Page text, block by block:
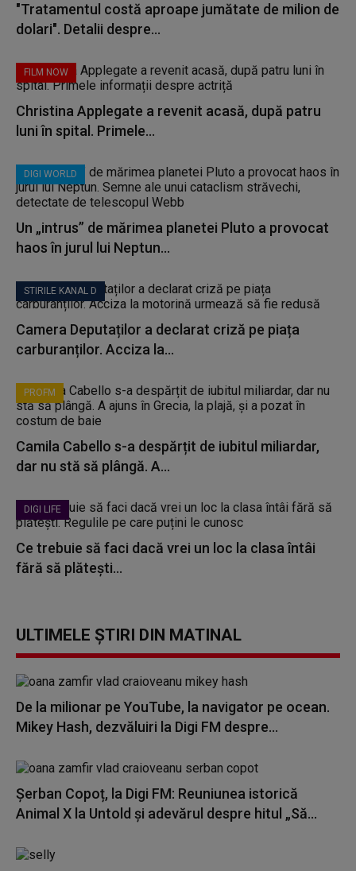
"Tratamentul costă aproape jumătate de milion de
dolari". Detalii despre...
FILM NOW
Christina Applegate a revenit acasă, după patru
luni în spital. Primele...
DIGI WORLD
Un „intrus” de mărimea planetei Pluto a provocat
haos în jurul lui Neptun...
STIRILE KANAL D
Camera Deputaților a declarat criză pe piața
carburanților. Acciza la...
PROFM
Camila Cabello s-a despărțit de iubitul miliardar,
dar nu stă să plângă. A...
DIGI LIFE
Ce trebuie să faci dacă vrei un loc la clasa întâi
fără să plătești...
ULTIMELE ȘTIRI DIN MATINAL
De la milionar pe YouTube, la navigator pe ocean.
Mikey Hash, dezvăluiri la Digi FM despre...
Șerban Copoț, la Digi FM: Reuniunea istorică
Animal X la Untold și adevărul despre hitul „Să...